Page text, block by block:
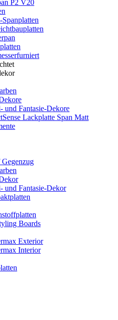
P2 V20
und Fantasie-Dekore
Lackplatte Span Matt
und Fantasie-Dekor
Boards
Exterior
Interior